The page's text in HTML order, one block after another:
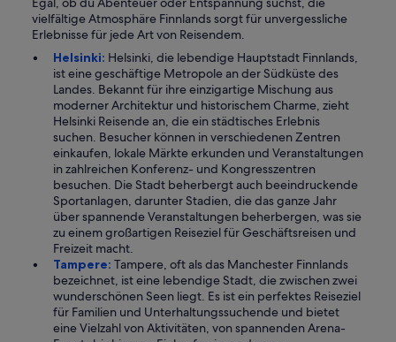
vielfältige Atmosphäre Finnlands sorgt für unvergessliche
Erlebnisse für jede Art von Reisendem.
Helsinki: Helsinki, die lebendige Hauptstadt Finnlands,
ist eine geschäftige Metropole an der Südküste des
Landes. Bekannt für ihre einzigartige Mischung aus
moderner Architektur und historischem Charme, zieht
Helsinki Reisende an, die ein städtisches Erlebnis
suchen. Besucher können in verschiedenen Zentren
einkaufen, lokale Märkte erkunden und Veranstaltungen
in zahlreichen Konferenz- und Kongresszentren
besuchen. Die Stadt beherbergt auch beeindruckende
Sportanlagen, darunter Stadien, die das ganze Jahr
über spannende Veranstaltungen beherbergen, was sie
zu einem großartigen Reiseziel für Geschäftsreisen und
Freizeit macht.
Tampere: Tampere, oft als das Manchester Finnlands
bezeichnet, ist eine lebendige Stadt, die zwischen zwei
wunderschönen Seen liegt. Es ist ein perfektes Reiseziel
für Familien und Unterhaltungssuchende und bietet
eine Vielzahl von Aktivitäten, von spannenden Arena-